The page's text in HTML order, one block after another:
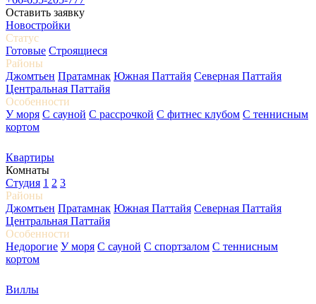
Оставить заявку
Новостройки
Статус
Готовые Строящиеся
Районы
Джомтьен Пратамнак Южная Паттайя Северная Паттайя
Центральная Паттайя
Особенности
У моря С сауной С рассрочкой С фитнес клубом С теннисным
кортом
Квартиры
Комнаты
Студия 1 2 3
Районы
Джомтьен Пратамнак Южная Паттайя Северная Паттайя
Центральная Паттайя
Особенности
Недорогие У моря С сауной С спортзалом С теннисным
кортом
Виллы